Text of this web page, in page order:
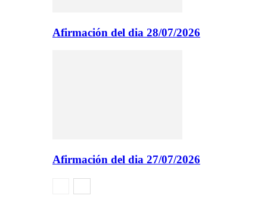
Afirmación del dia 28/07/2026
Afirmación del dia 27/07/2026